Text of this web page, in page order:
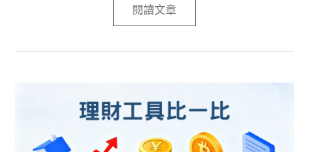
閱讀文章